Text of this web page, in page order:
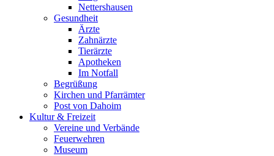
Nettershausen
Gesundheit
Ärzte
Zahnärzte
Tierärzte
Apotheken
Im Notfall
Begrüßung
Kirchen und Pfarrämter
Post von Dahoim
Kultur & Freizeit
Vereine und Verbände
Feuerwehren
Museum